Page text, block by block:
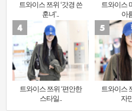
트와이스 쯔위 ‘갓경 쓴
훈녀’..
트와이스
아
트와이스 쯔위 ‘편안한
스타일..
트와이스
자